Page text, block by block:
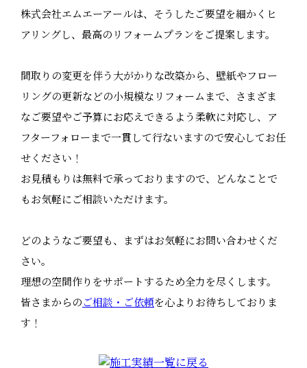
株式会社エムエーアールは、そうしたご要望を細かくヒ
アリングし、最高のリフォームプランをご提案します。
間取りの変更を伴う大がかりな改築から、壁紙やフロー
リングの更新などの小規模なリフォームまで、さまざま
なご要望やご予算にお応えできるよう柔軟に対応し、ア
フターフォローまで一貫して行ないますので安心してお任
せください！
お見積もりは無料で承っておりますので、どんなことで
もお気軽にご相談いただけます。
どのようなご要望も、まずはお気軽にお問い合わせくだ
さい。
理想の空間作りをサポートするため全力を尽くします。
皆さまからのご相談・ご依頼を心よりお待ちしておりま
す！